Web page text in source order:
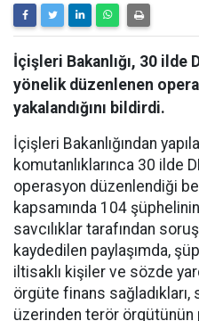
İçişleri Bakanlığı, 30 ilde
yönelik düzenlenen
yakalandığını bildirdi.
İçişleri Bakanlığından
komutanlıklarınca 30 ilde
operasyon düzenlendiği
kapsamında 104
savcılıklar tarafından
kaydedilen paylaşımda,
iltisaklı kişiler ve sözde
örgüte finans sağladıkları,
üzerinden terör örgütünün